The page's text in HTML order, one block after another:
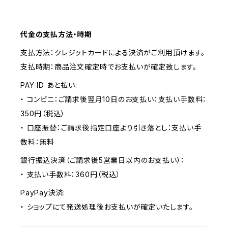
代金の支払方法・時期
支払方法：クレジットカードによる決済がご利用頂けます。
支払時期：商品注文確定時でお支払いが確定致します。
PAY ID あと払い:
・ コンビニ：ご請求後翌月10日のお支払い：支払い手数料：
350円（税込）
・ 口座振替：ご請求後指定口座より引き落とし：支払い手
数料：無料
銀行振込決済（ご請求後5営業日以内のお支払い）：
・ 支払い手数料：360円（税込）
PayPay決済:
・ ショップにて発送処理後お支払いが確定いたします。